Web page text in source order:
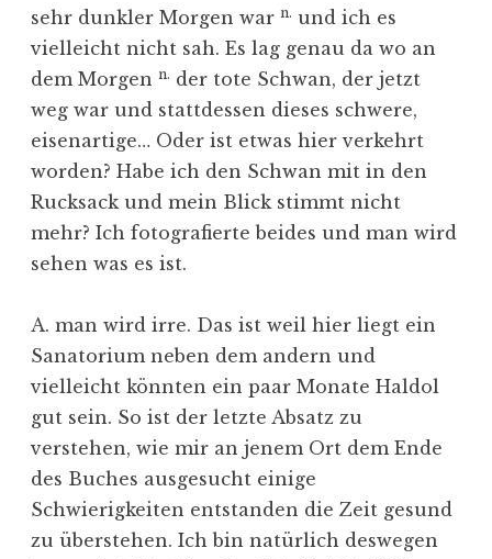
sehr dunkler Morgen war n. und ich es
vielleicht nicht sah. Es lag genau da wo an
dem Morgen n. der tote Schwan, der jetzt
weg war und stattdessen dieses schwere,
eisenartige… Oder ist etwas hier verkehrt
worden? Habe ich den Schwan mit in den
Rucksack und mein Blick stimmt nicht
mehr? Ich fotografierte beides und man wird
sehen was es ist.
A. man wird irre. Das ist weil hier liegt ein
Sanatorium neben dem andern und
vielleicht könnten ein paar Monate Haldol
gut sein. So ist der letzte Absatz zu
verstehen, wie mir an jenem Ort dem Ende
des Buches ausgesucht einige
Schwierigkeiten entstanden die Zeit gesund
zu überstehen. Ich bin natürlich deswegen